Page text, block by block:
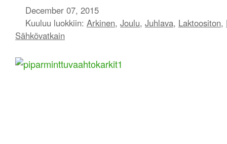
December 07, 2015
Kuuluu luokkiin: Arkinen, Joulu, Juhlava, Laktoositon,
Sähkövatkain